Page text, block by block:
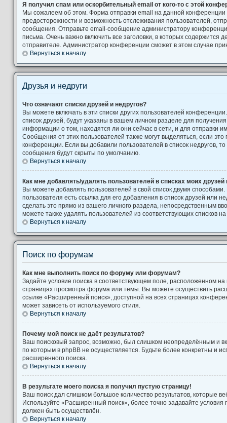
Я получил спам или оскорбительный email от кого-то с этой
Мы сожалеем об этом. Форма отправки email на данной
предосторожности и возможность отслеживания пользователей,
сообщения. Отправьте email-сообщение администратору
письма. Очень важно включить все заголовки, в которых содержится
отправителе. Администратор конференции сможет в этом случае
Вернуться к началу
Друзья и недруги
Что означают списки друзей и недругов?
Вы можете включать в эти списки других пользователей
список друзей, будут указаны в вашем личном разделе для
информации о том, находятся ли они сейчас в сети, и для отправки
Сообщения от этих пользователей также могут выделяться, если
конференции. Если вы добавили пользователей в список недругов,
сообщения будут скрыты по умолчанию.
Вернуться к началу
Как мне добавлять/удалять пользователей в списках моих друзей
Вы можете добавлять пользователей в свой список двумя
пользователя есть ссылка для его добавления в список друзей или
сделать это прямо из вашего личного раздела, непосредственным
можете также удалять пользователей из соответствующих списков
Вернуться к началу
Поиск по форумам
Как мне выполнить поиск по форуму или форумам?
Задайте условие поиска в соответствующем поле, расположенном
страницах просмотра форума или темы. Вы можете осуществить
ссылке «Расширенный поиск», доступной на всех страницах
может зависеть от используемого стиля.
Вернуться к началу
Почему мой поиск не даёт результатов?
Ваш поисковый запрос, возможно, был слишком неопределённым и
по которым в phpBB не осуществляется. Будьте более конкретны и
расширенного поиска.
Вернуться к началу
В результате моего поиска я получил пустую страницу!
Ваш поиск дал слишком большое количество результатов, которые
Используйте «Расширенный поиск», более точно задавайте
должен быть осуществлён.
Вернуться к началу